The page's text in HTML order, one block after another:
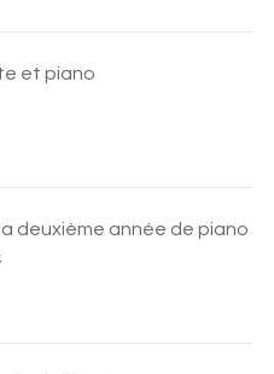
et piano
deuxième année de piano